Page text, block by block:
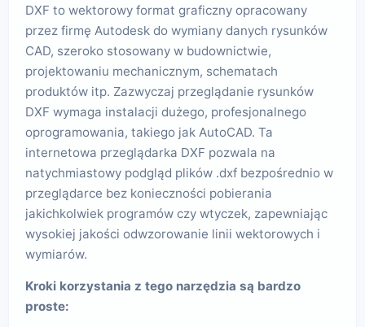
DXF to wektorowy format graficzny opracowany
przez firmę Autodesk do wymiany danych rysunków
CAD, szeroko stosowany w budownictwie,
projektowaniu mechanicznym, schematach
produktów itp. Zazwyczaj przeglądanie rysunków
DXF wymaga instalacji dużego, profesjonalnego
oprogramowania, takiego jak AutoCAD. Ta
internetowa przeglądarka DXF pozwala na
natychmiastowy podgląd plików .dxf bezpośrednio w
przeglądarce bez konieczności pobierania
jakichkolwiek programów czy wtyczek, zapewniając
wysokiej jakości odwzorowanie linii wektorowych i
wymiarów.
Kroki korzystania z tego narzędzia są bardzo
proste: